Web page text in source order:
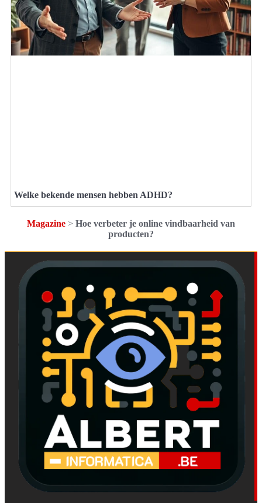
Welke bekende mensen hebben ADHD?
Magazine > Hoe verbeter je online vindbaarheid van
producten?